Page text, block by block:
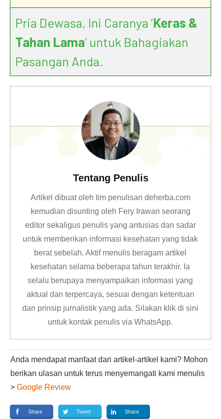
Pria Dewasa, Ini Caranya ‘Keras &
Tahan Lama’ untuk Bahagiakan
Pasangan Anda.
Tentang Penulis
Artikel dibuat oleh tim penulisan deherba.com
kemudian disunting oleh Fery Irawan seorang
editor sekaligus penulis yang antusias dan sadar
untuk memberikan informasi kesehatan yang tidak
berat sebelah. Aktif menulis beragam artikel
kesehatan selama beberapa tahun terakhir. Ia
selalu berupaya menyampaikan informasi yang
aktual dan terpercaya, sesuai dengan ketentuan
dan prinsip jurnalistik yang ada. Silakan klikdi sini
untuk kontak penulis via WhatsApp.
Anda mendapat manfaat dari artikel-artikel kami? Mohon
berikan ulasan untuk terus menyemangati kami menulis
> Google Review
Share Tweet Share